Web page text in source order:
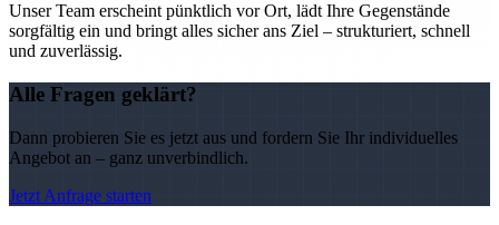
Unser Team erscheint pünktlich vor Ort, lädt Ihre Gegenstände
sorgfältig ein und bringt alles sicher ans Ziel – strukturiert, schnell
und zuverlässig.
Alle Fragen geklärt?
Dann probieren Sie es jetzt aus und fordern Sie Ihr individuelles
Angebot an – ganz unverbindlich.
Jetzt Anfrage starten